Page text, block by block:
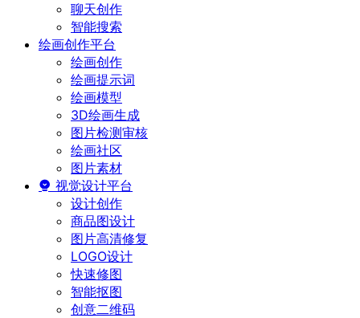
聊天创作
智能搜索
绘画创作平台
绘画创作
绘画提示词
绘画模型
3D绘画生成
图片检测审核
绘画社区
图片素材
视觉设计平台
设计创作
商品图设计
图片高清修复
LOGO设计
快速修图
智能抠图
创意二维码